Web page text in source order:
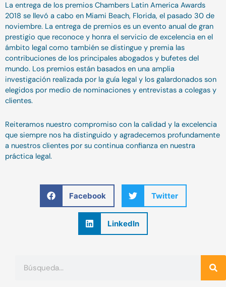
La entrega de los premios Chambers Latin America Awards
2018 se llevó a cabo en Miami Beach, Florida, el pasado 30 de
noviembre. La entrega de premios es un evento anual de gran
prestigio que reconoce y honra el servicio de excelencia en el
ámbito legal como también se distingue y premia las
contribuciones de los principales abogados y bufetes del
mundo. Los premios están basados en una amplia
investigación realizada por la guía legal y los galardonados son
elegidos por medio de nominaciones y entrevistas a colegas y
clientes.
Reiteramos nuestro compromiso con la calidad y la excelencia
que siempre nos ha distinguido y agradecemos profundamente
a nuestros clientes por su continua confianza en nuestra
práctica legal.
Facebook Twitter
LinkedIn